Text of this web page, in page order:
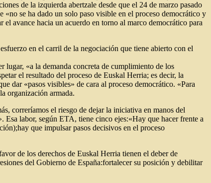
de la izquierda abertzale­ desde que el 24 de marzo pasado
«no se ha dado un solo paso visible en el proceso democrático y
avance hacia un acuerdo en torno al marco democrático para
en el carril de la negociación que tiene abierto con el
lugar, «a la demanda concreta de cumplimiento de los
el resultado del proceso de Euskal Herria; es decir, la
dar «pasos visibles» de cara al proceso democrático. «Para
organización armada.
correríamos el riesgo de dejar la iniciativa en manos del
labor, según ETA, tiene cinco ejes:«Hay que hacer frente a
que impulsar pasos decisivos en el proceso
de los derechos de Euskal Herria tienen el deber de
del Gobierno de España:fortalecer su posición y debilitar